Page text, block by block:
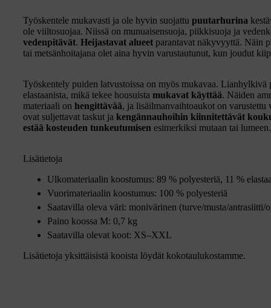
Työskentele mukavasti ja ole hyvin suojattu puutarhurina
ole viiltosuojaa. Niissä on munuaisensuoja, piikkisuoja ja
vedenpitävät. Heijastavat alueet parantavat näkyvyyttä. Näin
tai metsänhoitajana olet aina hyvin varustautunut, kun joudut
Työskentely puiden latvustoissa on myös mukavaa. Lianhylkivä
elastaanista, mikä tekee housuista mukavat käyttää. Näiden
materiaali on hengittävää, ja lisäilmanvaihtoaukot on
ovat suljettavat taskut ja kengännauhoihin kiinnitettävät
estää kosteuden tunkeutumisen esimerkiksi mutaan tai lumeen.
Lisätietoja
Ulkomateriaalin koostumus: 89 % polyesteriä, 11 %
Vuorimateriaalin koostumus: 100 % polyesteriä
Saatavilla oleva väri: monivärinen (turve/musta/antrasiitti/
Paino koossa M: 0,7 kg
Saatavilla olevat koot: XS–XXL
Lisätietoja yksittäisistä kooista löydät kokotaulukostamme.